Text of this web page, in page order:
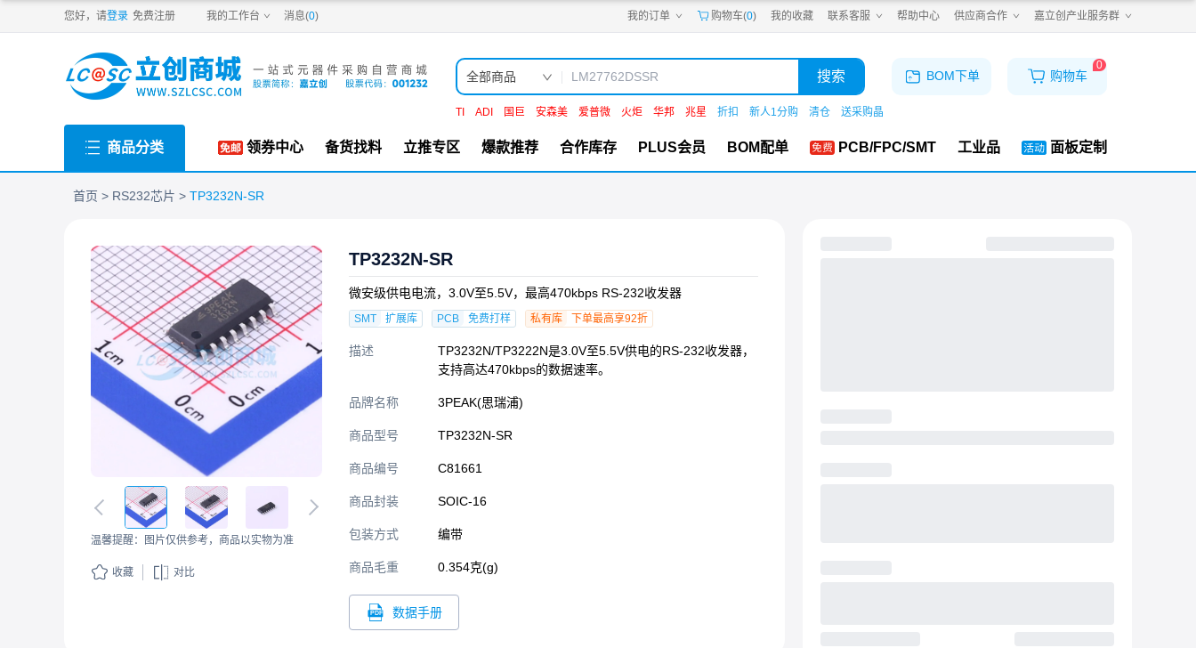
您好，请登录 免费注册 我的工作台 消息(0) 我的订单 购物车(0) 我的收藏 联系客服 帮助中心 供应商合作 嘉立创产业服务群
嘉立创PCB
嘉立创FA
机电工坊
全部商品 搜索
TI ADI 国巨 安森美 爱普微 火炬 华邦 兆星 折扣 新人1分购 清仓 送采购晶
BOM下单 购物车
0
商品分类 领券中心 备货找料 立推专区 爆款推荐 合作库存 PLUS会员 BOM配单 PCB/FPC/SMT 工业品 面板定制
首页 RS232芯片 TP3232N-SR
温馨提醒：图片仅供参考，商品以实物为准
收藏 对比
TP3232N-SR
微安级供电电流，3.0V至5.5V，最高470kbps RS-232收发器
SMT 扩展库 PCB 免费打样 私有库 下单最高享92折
描述
TP3232N/TP3222N是3.0V至5.5V供电的RS-232收发器，
支持高达470kbps的数据速率。
品牌名称 3PEAK(思瑞浦)
商品型号 TP3232N-SR
商品编号 C81661
商品封装 SOIC-16​
包装方式 编带
商品毛重 0.354克(g)
数据手册